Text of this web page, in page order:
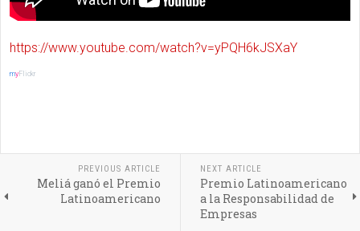
https://www.youtube.com/watch?v=yPQH6kJSXaY
my Flickr
PREVIOUS ARTICLE
Meliá ganó el Premio
Latinoamericano
NEXT ARTICLE
Premio Latinoamericano
a la Responsabilidad de
Empresas